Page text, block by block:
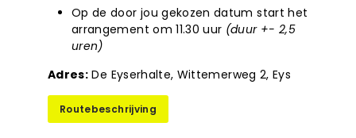
Op de door jou gekozen datum start het
arrangement om 11.30 uur (duur +- 2,5
uren)
Adres: De Eyserhalte, Wittemerweg 2, Eys
Routebeschrijving